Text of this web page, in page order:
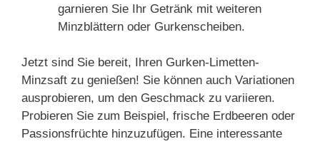
garnieren Sie Ihr Getränk mit weiteren
Minzblättern oder Gurkenscheiben.
Jetzt sind Sie bereit, Ihren Gurken-Limetten-
Minzsaft zu genießen! Sie können auch Variationen
ausprobieren, um den Geschmack zu variieren.
Probieren Sie zum Beispiel, frische Erdbeeren oder
Passionsfrüchte hinzuzufügen. Eine interessante